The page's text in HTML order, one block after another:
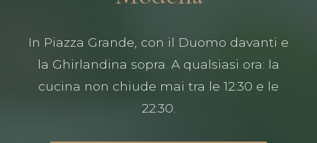
In Piazza Grande, con il Duomo davanti e
la Ghirlandina sopra. A qualsiasi ora: la
cucina non chiude mai tra le 12:30 e le
22:30.